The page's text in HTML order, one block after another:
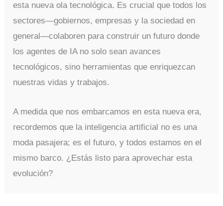
esta nueva ola tecnológica. Es crucial que todos los
sectores—gobiernos, empresas y la sociedad en
general—colaboren para construir un futuro donde
los agentes de IA no solo sean avances
tecnológicos, sino herramientas que enriquezcan
nuestras vidas y trabajos.
A medida que nos embarcamos en esta nueva era,
recordemos que la inteligencia artificial no es una
moda pasajera; es el futuro, y todos estamos en el
mismo barco. ¿Estás listo para aprovechar esta
evolución?